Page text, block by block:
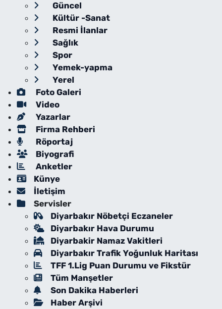
Güncel
Kültür -Sanat
Resmi İlanlar
Sağlık
Spor
Yemek-yapma
Yerel
Foto Galeri
Video
Yazarlar
Firma Rehberi
Röportaj
Biyografi
Anketler
Künye
İletişim
Servisler
Diyarbakır Nöbetçi Eczaneler
Diyarbakır Hava Durumu
Diyarbakir Namaz Vakitleri
Diyarbakır Trafik Yoğunluk Haritası
TFF 1.Lig Puan Durumu ve Fikstür
Tüm Manşetler
Son Dakika Haberleri
Haber Arşivi